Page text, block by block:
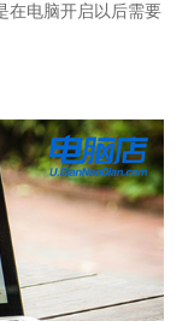
在电脑开启以后需要